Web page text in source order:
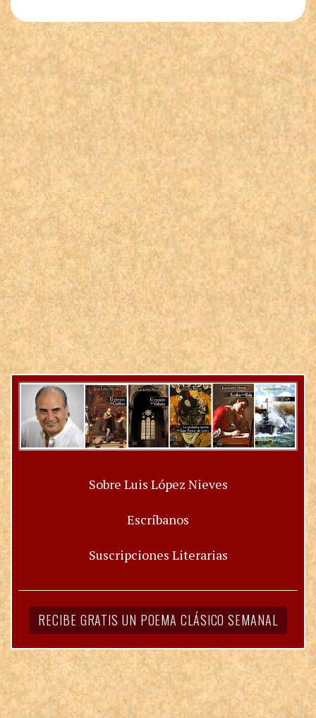
Sobre Luis López Nieves
Escríbanos
Suscripciones Literarias
RECIBE GRATIS UN POEMA CLÁSICO SEMANAL